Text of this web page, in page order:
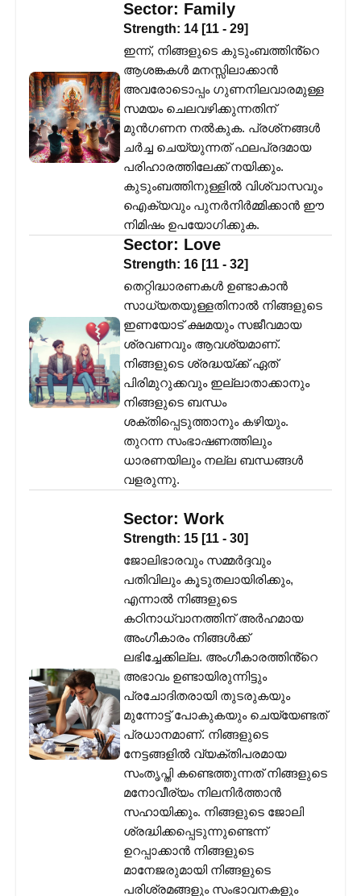
Sector: Family
Strength: 14 [11 - 29]
ഇന്ന്, നിങ്ങളുടെ കുടുംബത്തിൻ്റെ
ആശങ്കകൾ മനസ്സിലാക്കാൻ
അവരോടൊപ്പം ഗുണനിലവാരമുള്ള
സമയം ചെലവഴിക്കുന്നതിന്
മുൻഗണന നൽകുക. പ്രശ്‌നങ്ങൾ
ചർച്ച ചെയ്യുന്നത് ഫലപ്രദമായ
പരിഹാരത്തിലേക്ക് നയിക്കും.
കുടുംബത്തിനുള്ളിൽ വിശ്വാസവും
ഐക്യവും പുനർനിർമ്മിക്കാൻ ഈ
നിമിഷം ഉപയോഗിക്കുക.
Sector: Love
Strength: 16 [11 - 32]
തെറ്റിദ്ധാരണകൾ ഉണ്ടാകാൻ
സാധ്യതയുള്ളതിനാൽ നിങ്ങളുടെ
ഇണയോട് ക്ഷമയും സജീവമായ
ശ്രവണവും ആവശ്യമാണ്.
നിങ്ങളുടെ ശ്രദ്ധയ്ക്ക് ഏത്
പിരിമുറുക്കവും ഇല്ലാതാക്കാനും
നിങ്ങളുടെ ബന്ധം
ശക്തിപ്പെടുത്താനും കഴിയും.
തുറന്ന സംഭാഷണത്തിലും
ധാരണയിലും നല്ല ബന്ധങ്ങൾ
വളരുന്നു.
Sector: Work
Strength: 15 [11 - 30]
ജോലിഭാരവും സമ്മർദ്ദവും
പതിവിലും കൂടുതലായിരിക്കും,
എന്നാൽ നിങ്ങളുടെ
കഠിനാധ്വാനത്തിന് അർഹമായ
അംഗീകാരം നിങ്ങൾക്ക്
ലഭിച്ചേക്കില്ല. അംഗീകാരത്തിൻ്റെ
അഭാവം ഉണ്ടായിരുന്നിട്ടും
പ്രചോദിതരായി തുടരുകയും
മുന്നോട്ട് പോകുകയും ചെയ്യേണ്ടത്
പ്രധാനമാണ്. നിങ്ങളുടെ
നേട്ടങ്ങളിൽ വ്യക്തിപരമായ
സംതൃപ്തി കണ്ടെത്തുന്നത് നിങ്ങളുടെ
മനോവീര്യം നിലനിർത്താൻ
സഹായിക്കും. നിങ്ങളുടെ ജോലി
ശ്രദ്ധിക്കപ്പെടുന്നുണ്ടെന്ന്
ഉറപ്പാക്കാൻ നിങ്ങളുടെ
മാനേജരുമായി നിങ്ങളുടെ
പരിശ്രമങ്ങളും സംഭാവനകളും